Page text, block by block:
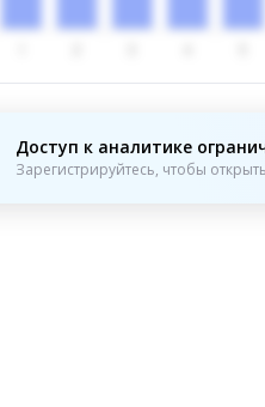
Доступ к аналитике
Зарегистрируйтесь, чтобы